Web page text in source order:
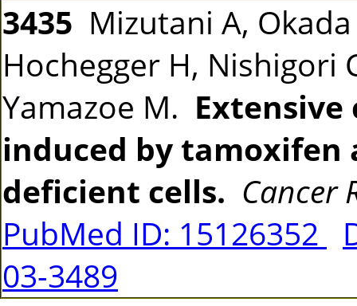
3435 Mizutani A,
Hochegger H, Nishigori
Yamazoe M.
induced by tamoxifen
deficient cells. Cancer
PubMed ID: 15126352
03-3489